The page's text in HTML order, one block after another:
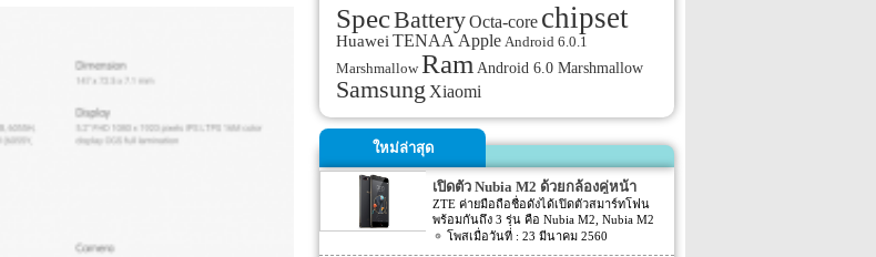
SpecBatteryOcta-core chipset
Huawei TENAAApple Android 6.0.1
Marshmallow Ram Android 6.0 Marshmallow
Samsung Xiaomi
ใหม่ล่าสุด
เปิดตัว Nubia M2 ด้วยกล้องคู่หน้า
ZTE ค่ายมือถือชื่อดังได้เปิดตัวสมาร์ทโฟน
พร้อมกันถึง 3 รุ่น คือ Nubia M2, Nubia M2
Lite และ Nubia N2 ซึ่งแต่ละรุ่นก็มีความน่า
23 มีนาคม 2560